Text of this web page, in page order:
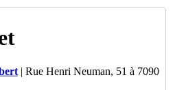
| Rue Henri Neuman, 51 à 7090